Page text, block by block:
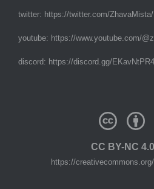
twitter: https://twitter.com/ZhavaMista/
youtube: https://www.youtube.com/
discord: https://discord.gg/
CC BY-NC
https://